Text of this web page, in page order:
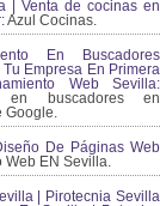
| Venta de cocinas en
Azul Cocinas.
En Buscadores
Empresa En Primera
Web Sevilla:
en buscadores en
Google.
De Páginas Web
Web EN Sevilla.
| Pirotecnia Sevilla